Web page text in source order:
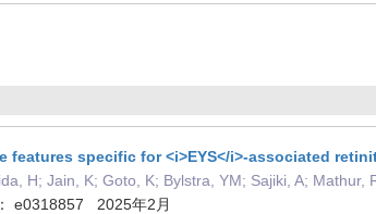
features specific for <i>EYS</i>-associated
H; Jain, K; Goto, K; Bylstra, YM; Sajiki, A;
e0318857 2025年2月